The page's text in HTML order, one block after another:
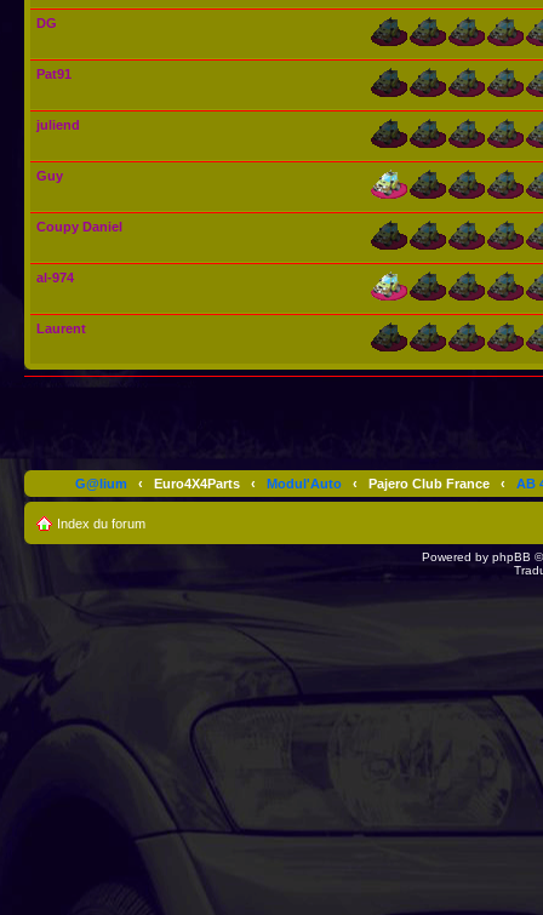
DG
Pat91
juliend
Guy
Coupy Daniel
al-974
Laurent
G@lium ‹ Euro4X4Parts ‹ Modul'Auto ‹ Pajero Club France ‹ AB
Index du forum
Powered by phpBB